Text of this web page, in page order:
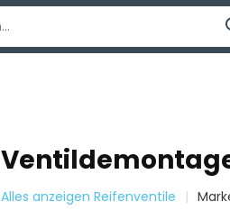
Alles anzeigen Reifenventile